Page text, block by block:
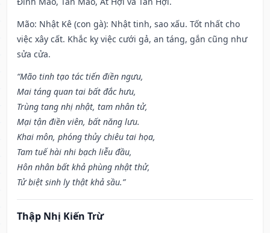
Mão: Nhật Kê (con gà): Nhật tinh, sao xấu. Tốt nhất cho
việc xây cất. Khắc kỵ việc cưới gả, an táng, gắn cũng như
sửa cửa.
“Mão tinh tạo tác tiến điền ngưu,
Mai táng quan tai bất đắc hưu,
Trùng tang nhị nhật, tam nhân tử,
Mại tận điền viên, bất năng lưu.
Khai môn, phóng thủy chiêu tai họa,
Tam tuế hài nhi bạch liễu đầu,
Hôn nhân bất khả phùng nhật thử,
Tử biệt sinh ly thật khả sầu.”
Thập Nhị Kiến Trừ